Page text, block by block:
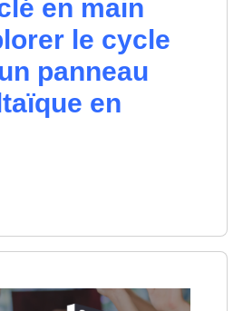
en main
le cycle
panneau
en